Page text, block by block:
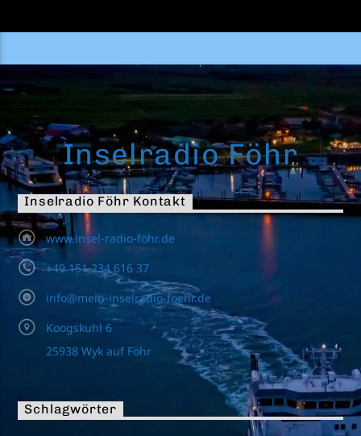
Inselradio Föhr
Inselradio Föhr Kontakt
www.insel-radio-föhr.de
+49 151 234 616 37
info@mein-inselradio-foehr.de
Koogskuhl 6
25938 Wyk auf Föhr
Schlagwörter